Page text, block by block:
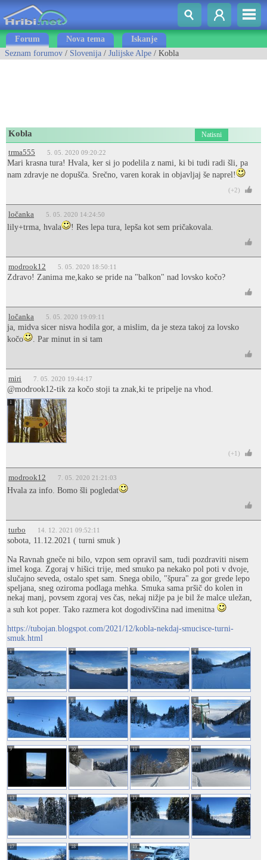
Forum Nova tema
Iskanje
Seznam forumov / Slovenija / Julijske Alpe / Kobla
Kobla Natisni
trma555 5. 05. 2020 09:20:22
Mari krasna tura! Hvala, ker si jo podelila z nami, ki bi tudi radi šli, pa
nam zdravje ne dopušča. Srečno, varen korak in objavljaj še naprel!
(+2)
ločanka 5. 05. 2020 14:24:50
lily+trma, hvala ! Res lepa tura, lepša kot sem pričakovala.
modrook12 5. 05. 2020 18:50:11
Zdravo! Zanima me,kako se pride na "balkon" nad lovsko kočo?
ločanka 5. 05. 2020 19:09:11
ja, midva sicer nisva hodila gor, a mislim, da je steza takoj za lovsko
kočo
. Par minut in si tam
miri 7. 05. 2020 19:44:17
@modrook12-tik za kočo stoji ta znak,ki te pripelje na vhod.
1
(+1)
modrook12 7. 05. 2020 21:21:03
Hvala za info. Bomo šli pogledat
turbo 14. 12. 2021 09:52:11
sobota, 11.12.2021 ( turni smuk )
Na Ravnah gneče ni bilo, vzpon sem opravil sam, tudi pozdraviti nisem
imel koga. Zgoraj v hišici trije, med smuko pa nekako pol poti v dvoje,
slučajno seveda, ostalo spet sam. Snega obilo, "špura" za gor grede lepo
speljana, sneg oziroma podlaga mehka. Smuka sama pršič do kolen in
nekaj manj, povsem zgoraj ves čas, nekaj nižje pa je bil že malce uležan,
a suh kot poper. Tako razmera kot dogodivščina nad imenitna
https://tubojan.blogspot.com/2021/12/kobla-nekdaj-smucisce-turni-
smuk.html
1 2 3 4
5 6 7 8
9 10 11 12
13 14 15 16
17 18 19